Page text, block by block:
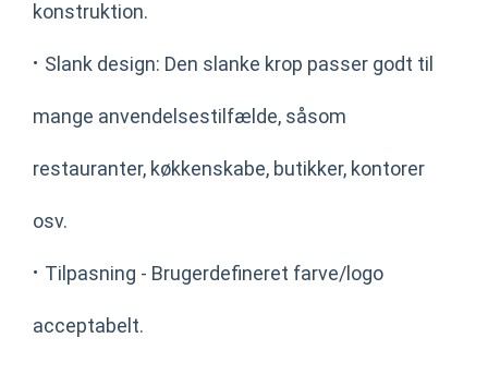
konstruktion.
· Slank design: Den slanke krop passer godt til
mange anvendelsestilfælde, såsom
restauranter, køkkenskabe, butikker, kontorer
osv.
· Tilpasning - Brugerdefineret farve/logo
acceptabelt.